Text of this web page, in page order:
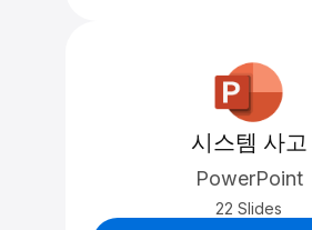
시스템 사고
PowerPoint
22 Slides